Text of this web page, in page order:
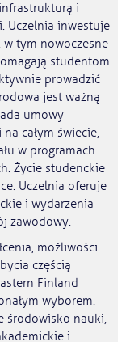
i
Uczelnia inwestuje
w tym nowoczesne
studentom
prowadzić
jest ważną
umowy
całym świecie,
w programach
Życie studenckie
Uczelnia oferuje
i wydarzenia
zawodowy.
możliwości
częścią
Finland
wyborem.
środowisko nauki,
i